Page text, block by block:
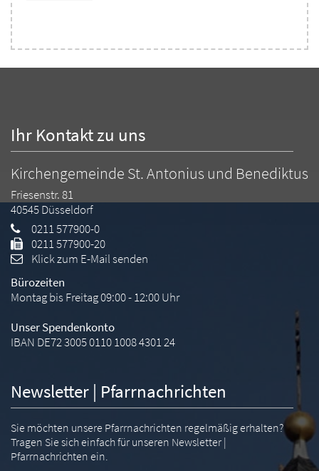
Ihr Kontakt zu uns
Kirchengemeinde St. Antonius und Benediktus
Friesenstr. 81
40545Düsseldorf
0211 577900-0
0211 577900-20
Klick zum E-Mail senden
Bürozeiten
Montag bis Freitag 09:00 - 12:00 Uhr
Unser Spendenkonto
IBAN DE72 3005 0110 1008 4301 24
Newsletter | Pfarrnachrichten
Sie möchten unsere Pfarrnachrichten regelmäßig erhalten?
Tragen Sie sich einfach für unseren Newsletter |
Pfarrnachrichten ein.